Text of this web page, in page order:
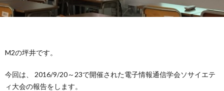
助
連
業
ア
M2の坪井です。
今回は、 2016/9/20～23で開催された電子情報通信学会ソサイエテ
ィ大会の報告をします。